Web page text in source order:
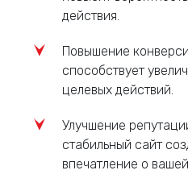
действия.
Повышение
способствует
целевых действий.
Улучшение
стабильный сайт
впечатление о